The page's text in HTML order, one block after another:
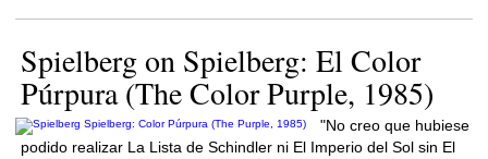
Spielberg on Spielberg: El Color
Púrpura (The Color Purple, 1985)
"No creo que hubiese
podido realizar La Lista de Schindler ni El Imperio del Sol sin El